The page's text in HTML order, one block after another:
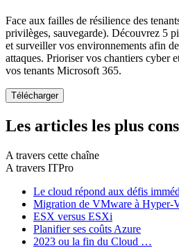
Face aux failles de résilience des
privilèges, sauvegarde). Découvrez 5
et surveiller vos environnements afin
attaques. Prioriser vos chantiers cyber
vos tenants Microsoft 365.
Les articles les plus
A travers cette chaîne
A travers ITPro
Le cloud répond aux défis
Migration de VMware à Hyper-
ESX versus ESXi
Planifier ses coûts Azure
2023 ou la fin du Cloud …